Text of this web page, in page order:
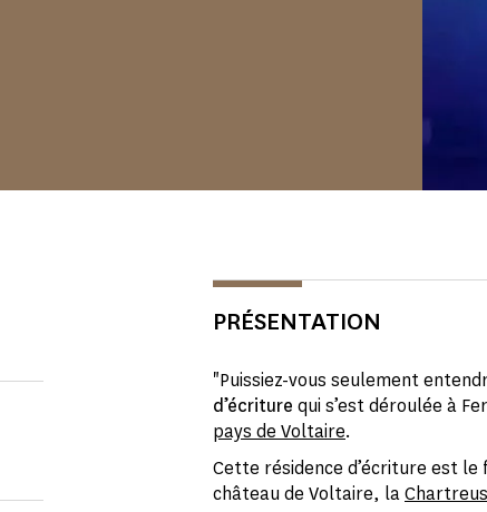
PRÉSENTATION
"Puissiez-vous seulement
d’écriture qui s’est déroulée à
pays de Voltaire.
Cette résidence d’écriture est le
château de Voltaire, la